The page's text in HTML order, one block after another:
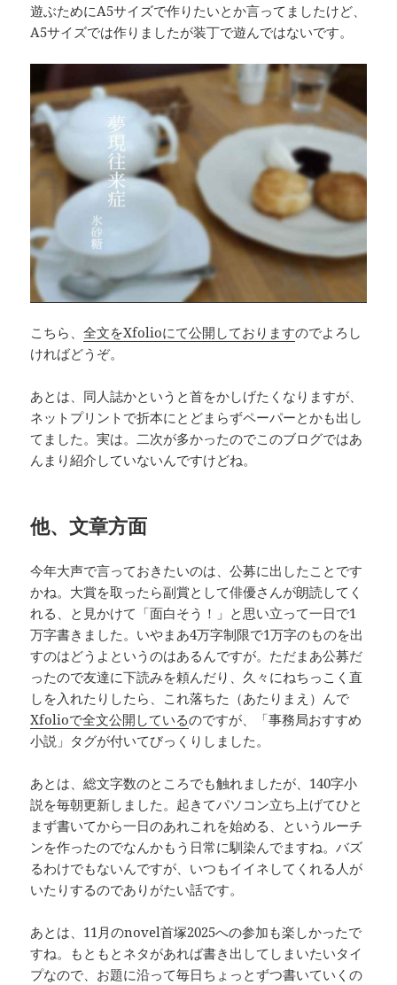
遊ぶためにA5サイズで作りたいとか言ってましたけど、
A5サイズでは作りましたが装丁で遊んではないです。
こちら、全文をXfolioにて公開しておりますのでよろし
ければどうぞ。
あとは、同人誌かというと首をかしげたくなりますが、
ネットプリントで折本にとどまらずペーパーとかも出し
てました。実は。二次が多かったのでこのブログではあ
んまり紹介していないんですけどね。
他、文章方面
今年大声で言っておきたいのは、公募に出したことです
かね。大賞を取ったら副賞として俳優さんが朗読してく
れる、と見かけて「面白そう！」と思い立って一日で1
万字書きました。いやまあ4万字制限で1万字のものを出
すのはどうよというのはあるんですが。ただまあ公募だ
ったので友達に下読みを頼んだり、久々にねちっこく直
しを入れたりしたら、これ落ちた（あたりまえ）んで
Xfolioで全文公開しているのですが、「事務局おすすめ
小説」タグが付いてびっくりしました。
あとは、総文字数のところでも触れましたが、140字小
説を毎朝更新しました。起きてパソコン立ち上げてひと
まず書いてから一日のあれこれを始める、というルーチ
ンを作ったのでなんかもう日常に馴染んでますね。バズ
るわけでもないんですが、いつもイイネしてくれる人が
いたりするのでありがたい話です。
あとは、11月のnovel首塚2025への参加も楽しかったで
すね。もともとネタがあれば書き出してしまいたいタイ
プなので、お題に沿って毎日ちょっとずつ書いていくの